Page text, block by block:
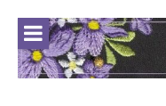
obsah